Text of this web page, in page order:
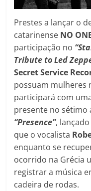
Prestes a lançar o
catarinense NO
participação no
Tribute to Led
Secret Service
possuam mulheres
participará com
presente no sétimo
“Presence”,
que o vocalista
enquanto se
ocorrido na Grécia
registrar a música
cadeira de rodas.